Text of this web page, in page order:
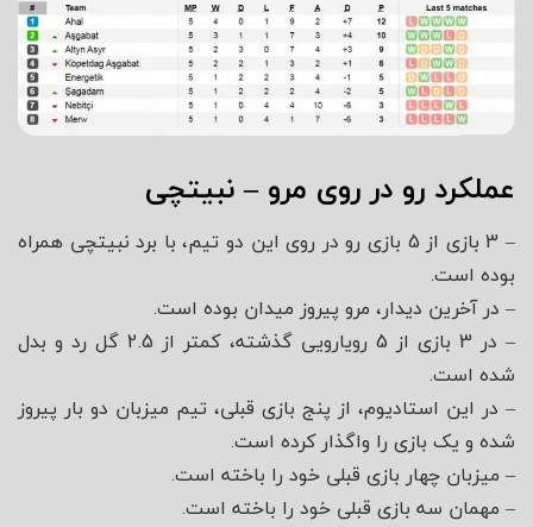
عملکرد رو در روی مرو – نبیتچی
– 3 بازی از 5 بازی رو در روی این دو تیم، با برد نبیتچی همراه
بوده است.
– در آخرین دیدار، مرو پیروز میدان بوده است.
– در 3 بازی از 5 رویارویی گذشته، کمتر از 2.5 گل رد و بدل
شده است.
– در این استادیوم، از پنج بازی قبلی، تیم میزبان دو بار پیروز
شده و یک بازی را واگذار کرده است.
– میزبان چهار بازی قبلی خود را باخته است.
– مهمان سه بازی قبلی خود را باخته است.